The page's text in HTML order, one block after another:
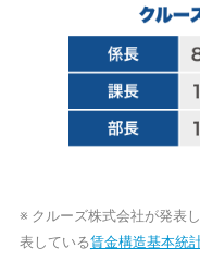
※ クルーズ株式会社が発表
表している賃金構造基本統